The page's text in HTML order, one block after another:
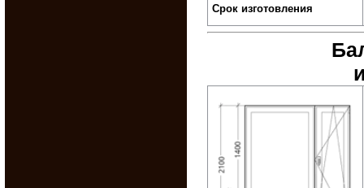
Срок изготовления